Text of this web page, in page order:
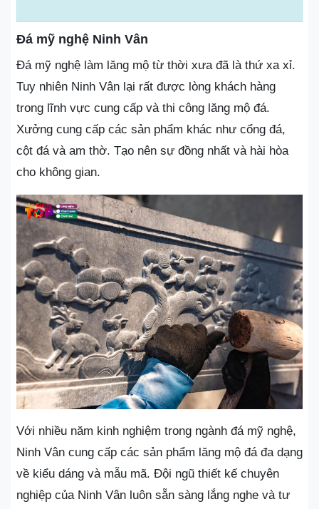
Đá mỹ nghệ Ninh Vân
Đá mỹ nghệ làm lăng mộ từ thời xưa đã là thứ xa xỉ.
Tuy nhiên Ninh Vân lại rất được lòng khách hàng
trong lĩnh vực cung cấp và thi công lăng mộ đá.
Xưởng cung cấp các sản phẩm khác như cổng đá,
cột đá và am thờ. Tạo nên sự đồng nhất và hài hòa
cho không gian.
Với nhiều năm kinh nghiệm trong ngành đá mỹ nghệ,
Ninh Vân cung cấp các sản phẩm lăng mộ đá đa dạng
về kiểu dáng và mẫu mã. Đội ngũ thiết kế chuyên
nghiệp của Ninh Vân luôn sẵn sàng lắng nghe và tư